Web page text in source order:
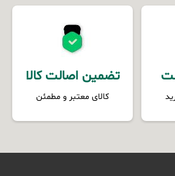
تضمین اصالت کالا
کالای معتبر و مطمئن